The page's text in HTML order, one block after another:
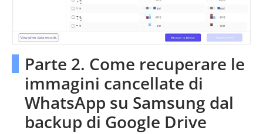
Parte 2. Come recuperare le
immagini cancellate di
WhatsApp su Samsung dal
backup di Google Drive